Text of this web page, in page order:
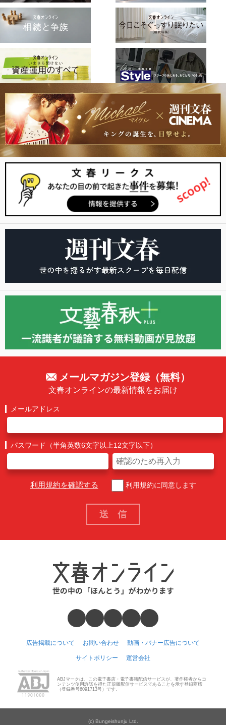
メールマガジン登録（無料）
文春オンラインの最新情報をお届け
メールアドレス
パスワード（半角英数6文字以上12文字以下）
利用規約を確認する 利用規約に同意します
広告掲載について お問い合わせ 動画・バナー広告について
サイトポリシー 運営会社
ABJマークは、この電子書店・電子書籍配信サービスが、著作権者からコ
ンテンツ使用許諾を得た正規版配信サービスであることを示す登録商標
（登録番号6091713号）です。
(c) Bungeishunju Ltd.